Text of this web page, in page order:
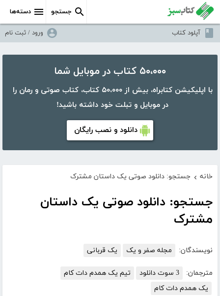
دسته‌ها جستجو
آپلود کتاب ورود / ثبت نام
۵۰،۰۰۰ کتاب در موبایل شما
با اپلیکیشن کتابراه، بیش از ۵۰،۰۰۰ کتاب، کتاب صوتی و رمان را
در موبایل و تبلت خود داشته باشید!
دانلود و نصب رایگان
خانه › جستجو: دانلود صوتی یک داستان مشترک
جستجو: دانلود صوتی یک داستان
مشترک
نویسندگان: مجله صفر و یک یک قربانی
مترجمان: 3 سوت دانلود
تیم یک همدم دات کام
یک همدم دات کام